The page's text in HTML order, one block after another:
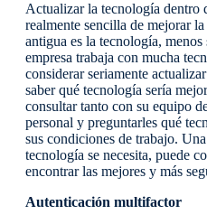
Actualizar la tecnología dentro
realmente sencilla de mejorar
antigua es la tecnología,
empresa trabaja con mucha
considerar seriamente
saber qué tecnología sería
consultar tanto con su equipo
personal y preguntarles qué
sus condiciones de trabajo.
tecnología se necesita, puede
encontrar las mejores y más
Autenticación multifactor